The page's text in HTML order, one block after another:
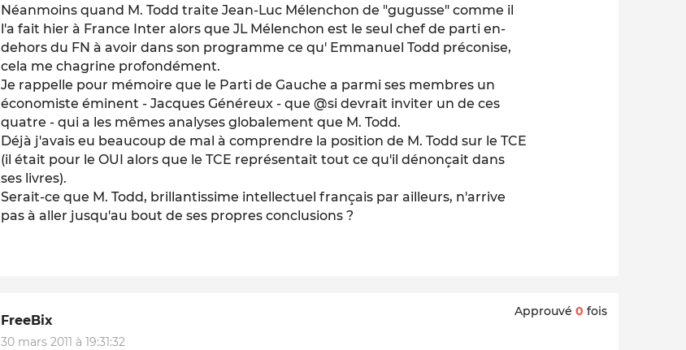
Néanmoins quand M. Todd traite Jean-Luc Mélenchon de "gugusse" comme il
l'a fait hier à France Inter alors que JL Mélenchon est le seul chef de parti en-
dehors du FN à avoir dans son programme ce qu' Emmanuel Todd préconise,
cela me chagrine profondément.
Je rappelle pour mémoire que le Parti de Gauche a parmi ses membres un
économiste éminent - Jacques Généreux - que @si devrait inviter un de ces
quatre - qui a les mêmes analyses globalement que M. Todd.
Déjà j'avais eu beaucoup de mal à comprendre la position de M. Todd sur le TCE
(il était pour le OUI alors que le TCE représentait tout ce qu'il dénonçait dans
ses livres).
Serait-ce que M. Todd, brillantissime intellectuel français par ailleurs, n'arrive
pas à aller jusqu'au bout de ses propres conclusions ?
FreeBix
30 mars 2011 à 19:31:32
Approuvé 0 fois